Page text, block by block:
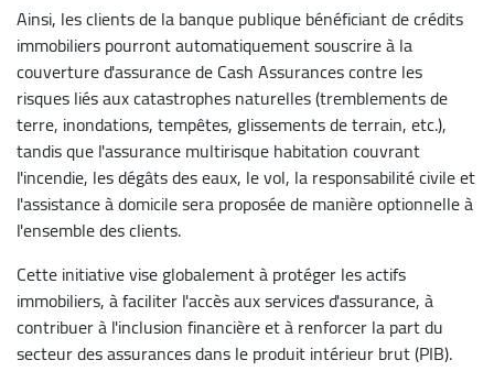
Ainsi, les clients de la banque publique bénéficiant de crédits
immobiliers pourront automatiquement souscrire à la
couverture d'assurance de Cash Assurances contre les
risques liés aux catastrophes naturelles (tremblements de
terre, inondations, tempêtes, glissements de terrain, etc.),
tandis que l'assurance multirisque habitation couvrant
l'incendie, les dégâts des eaux, le vol, la responsabilité civile et
l'assistance à domicile sera proposée de manière optionnelle à
l'ensemble des clients.
Cette initiative vise globalement à protéger les actifs
immobiliers, à faciliter l'accès aux services d'assurance, à
contribuer à l'inclusion financière et à renforcer la part du
secteur des assurances dans le produit intérieur brut (PIB).